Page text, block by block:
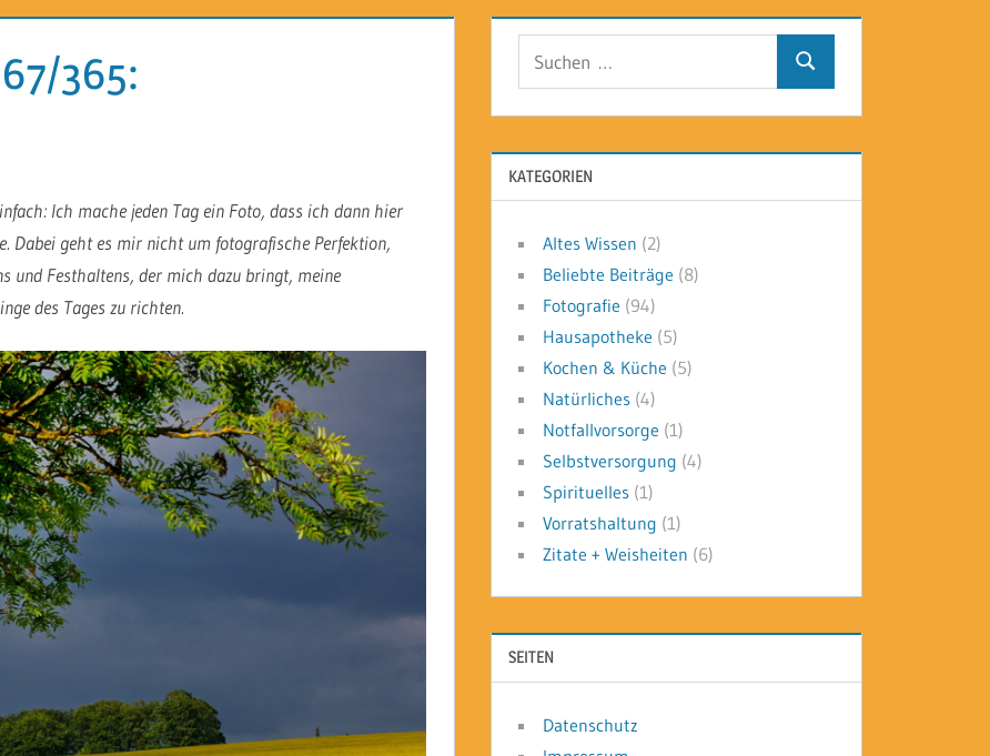
365:
Ich mache jeden Tag ein Foto, dass ich dann hier
Dabei geht es mir nicht um fotografische Perfektion,
und Festhaltens, der mich dazu bringt, meine
des Tages zu richten.
Suchen
KATEGORIEN
Altes Wissen (2)
Beliebte Beiträge (8)
Fotografie (94)
Hausapotheke (5)
Kochen & Küche (5)
Natürliches (4)
Notfallvorsorge (1)
Selbstversorgung (4)
Spirituelles (1)
Vorratshaltung (1)
Zitate + Weisheiten (6)
SEITEN
Datenschutz